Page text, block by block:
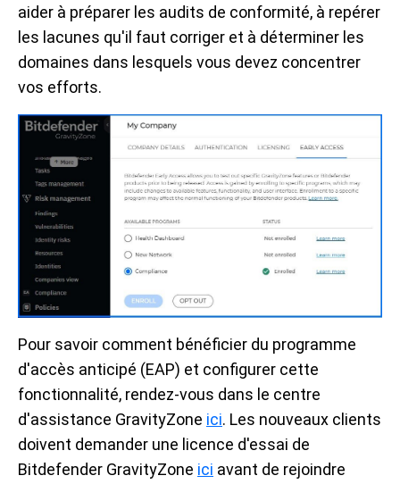
aider à préparer les audits de conformité, à repérer
les lacunes qu'il faut corriger et à déterminer les
domaines dans lesquels vous devez concentrer
vos efforts.
Pour savoir comment bénéficier du programme
d'accès anticipé (EAP) et configurer cette
fonctionnalité, rendez-vous dans le centre
d'assistance GravityZone ici. Les nouveaux clients
doivent demander une licence d'essai de
Bitdefender GravityZone ici avant de rejoindre